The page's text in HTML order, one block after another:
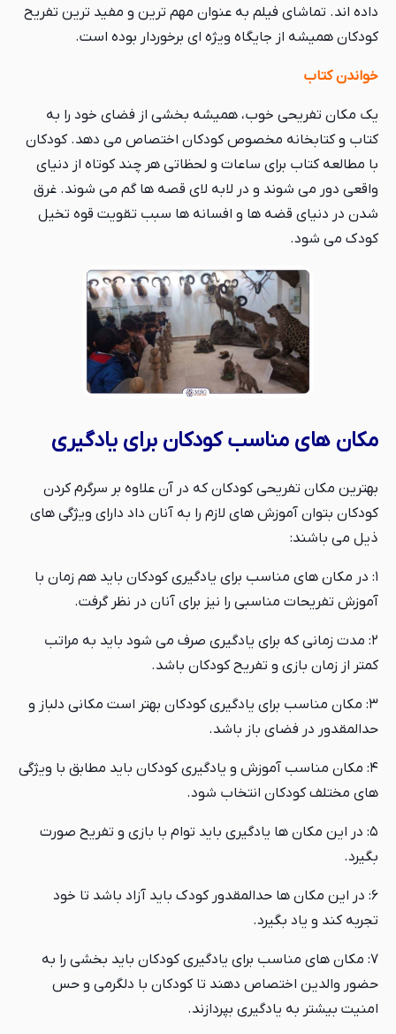
داده اند. تماشای فیلم به عنوان مهم ترین و مفید ترین تفریح
کودکان همیشه از جایگاه ویژه ای برخوردار بوده است.
خواندن کتاب
یک مکان تفریحی خوب، همیشه بخشی از فضای خود را به
کتاب و کتابخانه مخصوص کودکان اختصاص می دهد. کودکان
با مطالعه کتاب برای ساعات و لحظاتی هر چند کوتاه از دنیای
واقعی دور می شوند و در لابه لای قصه ها گم می شوند. غرق
شدن در دنیای قضه ها و افسانه ها سبب تقویت قوه تخیل
کودک می شود.
مکان های مناسب کودکان برای یادگیری
بهترین مکان تفریحی کودکان که در آن علاوه بر سرگرم کردن
کودکان بتوان آموزش های لازم را به آنان داد دارای ویژگی های
ذیل می باشند:
۱: در مکان های مناسب برای یادگیری کودکان باید هم زمان با
آموزش تفریحات مناسبی را نیز برای آنان در نظر گرفت.
۲: مدت زمانی که برای یادگیری صرف می شود باید به مراتب
کمتر از زمان بازی و تفریح کودکان باشد.
۳: مکان مناسب برای یادگیری کودکان بهتر است مکانی دلباز و
حدالمقدور در فضای باز باشد.
۴: مکان مناسب آموزش و یادگیری کودکان باید مطابق با ویژگی
های مختلف کودکان انتخاب شود.
۵: در این مکان ها یادگیری باید توام با بازی و تفریح صورت
بگیرد.
۶: در این مکان ها حدالمقدور کودک باید آزاد باشد تا خود
تجربه کند و یاد بگیرد.
۷: مکان های مناسب برای یادگیری کودکان باید بخشی را به
حضور والدین اختصاص دهند تا کودکان با دلگرمی و حس
امنیت بیشتر به یادگیری بپردازند.